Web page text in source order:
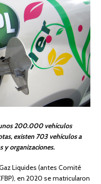
2021
200.000 vehículos
existen 703 vehículos a
y organizaciones.
Liquides (antes Comité
en 2020 se matricularon